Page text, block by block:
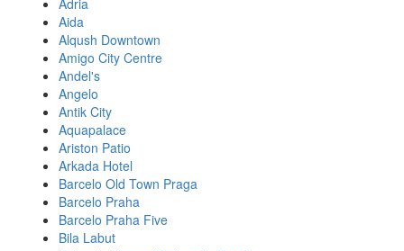
Adria
Aida
Alqush Downtown
Amigo City Centre
Andel's
Angelo
Antik City
Aquapalace
Ariston Patio
Arkada Hotel
Barcelo Old Town Praga
Barcelo Praha
Barcelo Praha Five
Bila Labut